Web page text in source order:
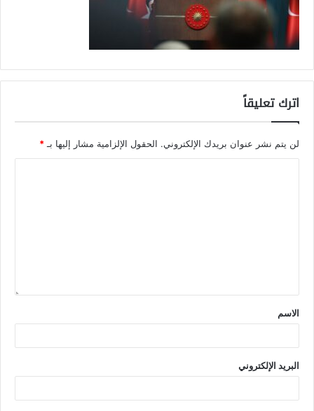
اترك تعليقاً
لن يتم نشر عنوان بريدك الإلكتروني. الحقول الإلزامية مشار إليها بـ *
الاسم
البريد الإلكتروني